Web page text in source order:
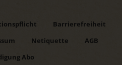
Barrierefreiheit
Netiquette
AGB
Abo